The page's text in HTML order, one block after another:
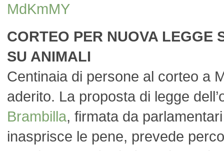
MdKmMY
CORTEO PER NUOVA LEGGE
SU ANIMALI
Centinaia di persone al corteo a
aderito. La proposta di legge
Brambilla, firmata da
inasprisce le pene, prevede